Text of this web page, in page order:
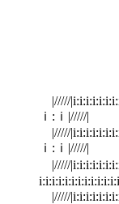
|/////
ｉ:ｉ|/////|
|/////
ｉ:ｉ|/////|
|/////
|/////